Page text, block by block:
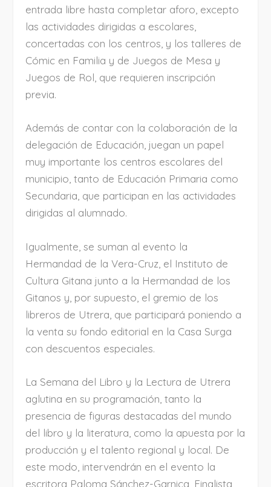
entrada libre hasta completar aforo, excepto
las actividades dirigidas a escolares,
concertadas con los centros, y los talleres de
Cómic en Familia y de Juegos de Mesa y
Juegos de Rol, que requieren inscripción
previa.
Además de contar con la colaboración de la
delegación de Educación, juegan un papel
muy importante los centros escolares del
municipio, tanto de Educación Primaria como
Secundaria, que participan en las actividades
dirigidas al alumnado.
Igualmente, se suman al evento la
Hermandad de la Vera-Cruz, el Instituto de
Cultura Gitana junto a la Hermandad de los
Gitanos y, por supuesto, el gremio de los
libreros de Utrera, que participará poniendo a
la venta su fondo editorial en la Casa Surga
con descuentos especiales.
La Semana del Libro y la Lectura de Utrera
aglutina en su programación, tanto la
presencia de figuras destacadas del mundo
del libro y la literatura, como la apuesta por la
producción y el talento regional y local. De
este modo, intervendrán en el evento la
escritora Paloma Sánchez-Garnica, Finalista